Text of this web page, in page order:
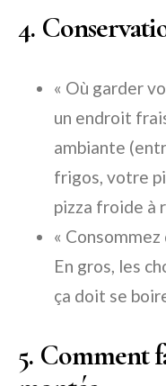
4.
« Où garder
un endroit
ambiante
frigos, votre
pizza froide à
«
En gros, les
ça doit se
5. Comment